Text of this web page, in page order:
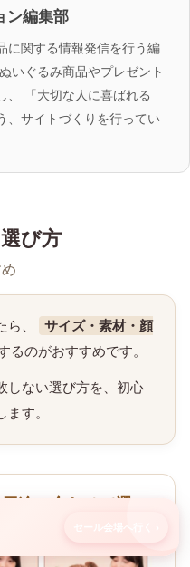
セール会場へ行く
ン編集部
に関する情報発信を行う編
いぐるみ商品やプレゼント
、 「大切な人に喜ばれる
、サイトづくりを行ってい
び方
ら、
サイズ・素材・顔
るのがおすすめです。
しない選び方を、初心
す。
途に合わせて選ぶ